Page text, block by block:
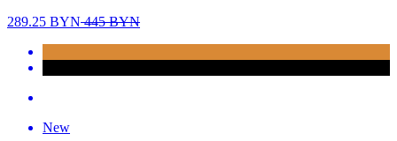
289.25 BYN445BYN
New